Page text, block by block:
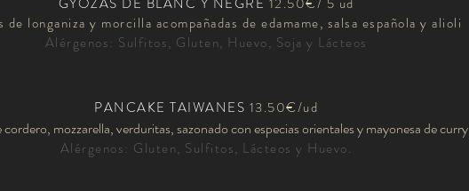
GYOZAS DE BLANC Y NEGRE 12.50€/ 5 ud
de longaniza y morcilla acompañadas de edamame, salsa española y alioli
Alérgenos: Sulfitos, Gluten, Huevo, Soja y Lácteos
PANCAKE TAIWANES 13.50€/ud
cordero, mozzarella,verduritas, sazonado con especias orientales ymayonesa de curry
Alérgenos: Gluten, Sulfitos, Lácteos y Huevo.